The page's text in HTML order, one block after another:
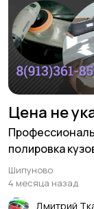
Цена не
полировка
Шипуново!
79
Шипуново
4 месяца назад
Дмитрий